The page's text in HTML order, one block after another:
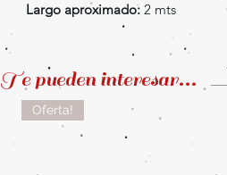
Largo aproximado:2 mts
Oferta!
Te pueden interesar...